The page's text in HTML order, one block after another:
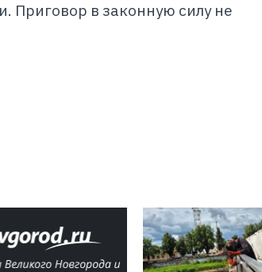
Приговор в законную силу не